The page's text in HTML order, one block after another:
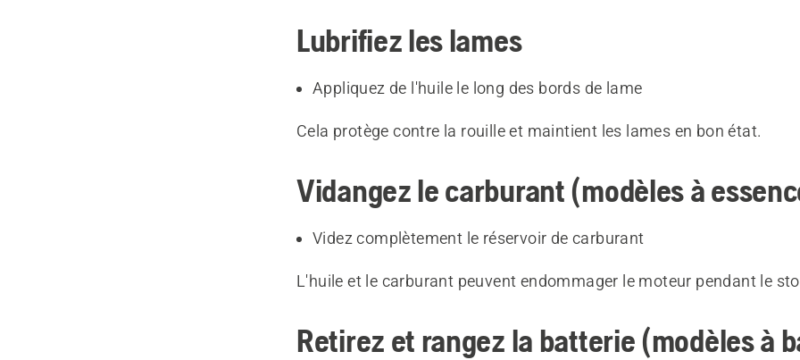
Lubrifiez les lames
Appliquez de l'huile le long des bords de lame
Cela protège contre la rouille et maintient les lames en bon état.
Vidangez le carburant (modèles à
Videz complètement le réservoir de carburant
L'huile et le carburant peuvent endommager le moteur pendant le
Retirez et rangez la batterie (modèles à